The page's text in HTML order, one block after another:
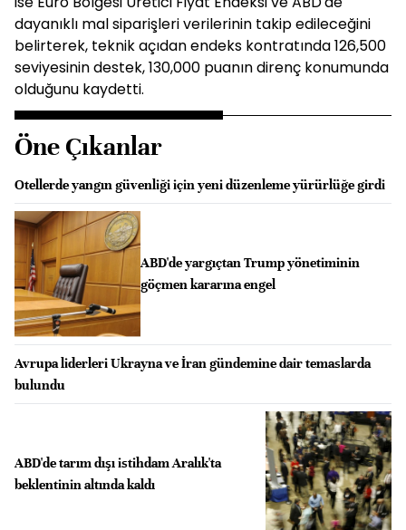
dayanıklı mal siparişleri verilerinin takip edileceğini
belirterek, teknik açıdan endeks kontratında 126,500
seviyesinin destek, 130,000 puanın direnç konumunda
olduğunu kaydetti.
Öne Çıkanlar
Otellerde yangın güvenliği için yeni düzenleme yürürlüğe girdi
ABD'de yargıçtan Trump yönetiminin
göçmen kararına engel
Avrupa liderleri Ukrayna ve İran gündemine dair temaslarda
bulundu
ABD'de tarım dışı istihdam Aralık'ta
beklentinin altında kaldı